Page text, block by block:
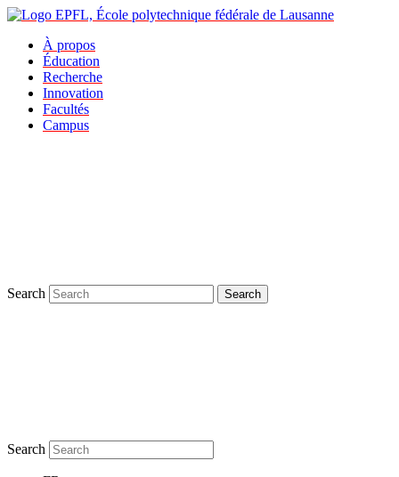
À propos
Éducation
Recherche
Innovation
Facultés
Campus
Search Search
Search